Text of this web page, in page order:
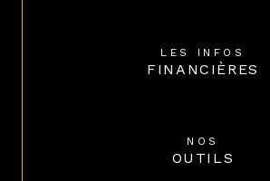
LES INFOS
FINANCIÈRES
NOS
OUTILS